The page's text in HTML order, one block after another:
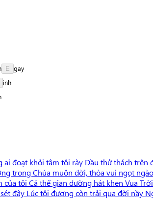
E gay
ình
đoạt khỏi tâm tôi rày Dầu thử thách
trong Chúa muôn đời, thỏa vui ngọt
tôi Cả thế gian dường hát khen Vua
đây Lúc tôi đương còn trải qua đời nầy